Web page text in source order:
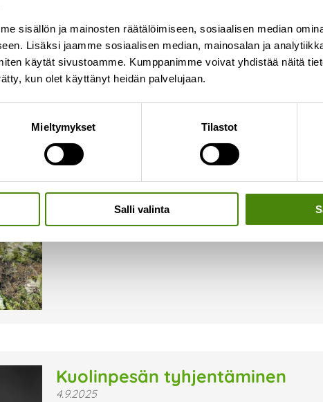
sisällön ja mainosten räätälöimiseen, sosiaalisen median
Lisäksi jaamme sosiaalisen median, mainosalan ja
käytät sivustoamme. Kumppanimme voivat yhdistää näitä
kun olet käyttänyt heidän palvelujaan.
Mieltymykset Tilastot
Salli valinta
11.9.2025
Olemme aloittaneet uuden lajittelupihan
rakennetaan osoitteeseen Koivukuja 1, ja se
urakoitsijana toimii Törmälehto Group Oy
Kuolinpesän tyhjentäminen
4.9.2025